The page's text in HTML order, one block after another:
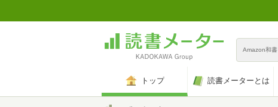
Amazon和書
トップ 読書メーターとは